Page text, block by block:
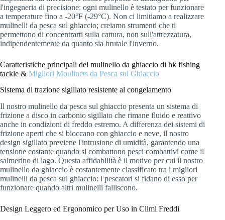
l'ingegneria di precisione: ogni mulinello è testato per funzionare
a temperature fino a -20°F (-29°C). Non ci limitiamo a realizzare
mulinelli da pesca sul ghiaccio; creiamo strumenti che ti
permettono di concentrarti sulla cattura, non sull'attrezzatura,
indipendentemente da quanto sia brutale l'inverno.
Caratteristiche principali del mulinello da ghiaccio di hk fishing
tackle & Migliori Moulinets da Pesca sul Ghiaccio
Sistema di trazione sigillato resistente al congelamento
Il nostro mulinello da pesca sul ghiaccio presenta un sistema di
frizione a disco in carbonio sigillato che rimane fluido e reattivo
anche in condizioni di freddo estremo. A differenza dei sistemi di
frizione aperti che si bloccano con ghiaccio e neve, il nostro
design sigillato previene l'intrusione di umidità, garantendo una
tensione costante quando si combattono pesci combattivi come il
salmerino di lago. Questa affidabilità è il motivo per cui il nostro
mulinello da ghiaccio è costantemente classificato tra i migliori
mulinelli da pesca sul ghiaccio: i pescatori si fidano di esso per
funzionare quando altri mulinelli falliscono.
Design Leggero ed Ergonomico per Uso in Climi Freddi